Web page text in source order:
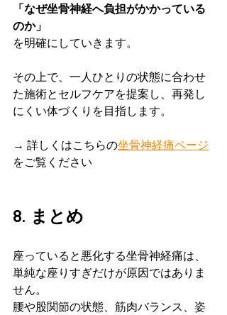
「なぜ坐骨神経へ負担がかかっている
のか」
を明確にしていきます。
その上で、一人ひとりの状態に合わせ
た施術とセルフケアを提案し、再発し
にくい体づくりを目指します。
→ 詳しくはこちらの坐骨神経痛ページ
をご覧ください
8. まとめ
座っていると悪化する坐骨神経痛は、
単純な座りすぎだけが原因ではありま
せん。
腰や股関節の状態、筋肉バランス、姿